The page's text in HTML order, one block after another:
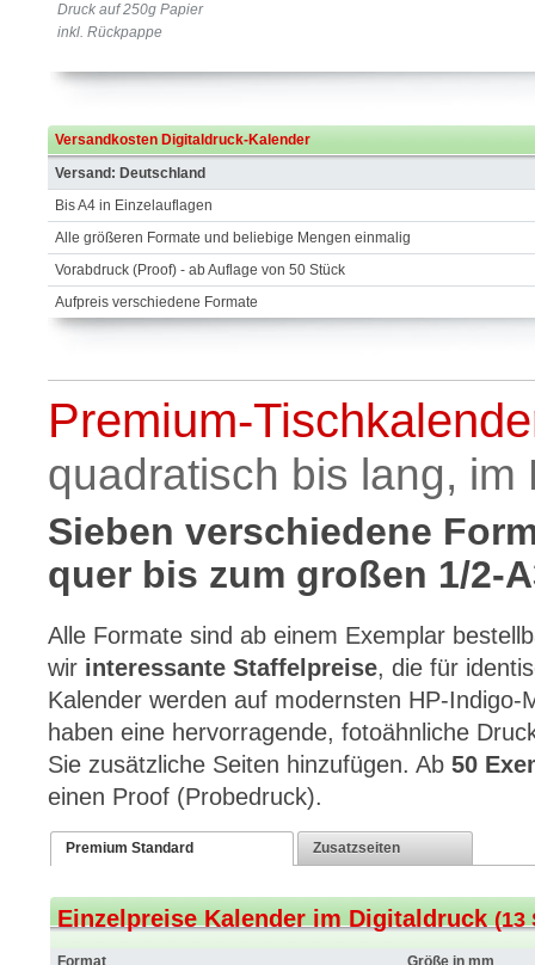
Druck auf 250g Papier
inkl. Rückpappe
Versandkosten Digitaldruck-Kalender
Versand: Deutschland
Bis A4 in Einzelauflagen
Alle größeren Formate und beliebige Mengen einmalig
Vorabdruck (Proof) - ab Auflage von 50 Stück
Aufpreis verschiedene Formate
Premium-
quadratisch bis lang, im
Sieben verschiedene
quer bis zum großen 1/2-
Alle Formate sind ab einem Exemplar
wir interessante Staffelpreise, die für
Kalender werden auf modernsten HP-Indigo-
haben eine hervorragende, fotoähnliche
Sie zusätzliche Seiten hinzufügen. Ab 50
einen Proof (Probedruck).
Premium Standard Zusatzseiten
Einzelpreise Kalender im Digitaldruck(13
Format Größe in mm